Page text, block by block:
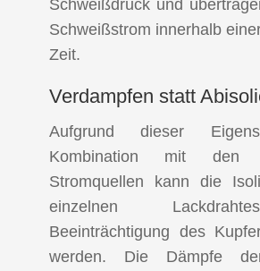
Schweißdruck und
Schweißstrom innerhalb
Zeit.
Verdampfen statt
Aufgrund dieser
Kombination mit den
Stromquellen kann die
einzelnen
Beeinträchtigung des
werden. Die Dämpfe